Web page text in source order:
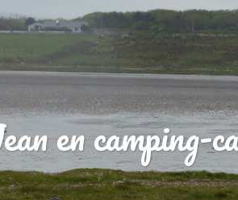
en camping-